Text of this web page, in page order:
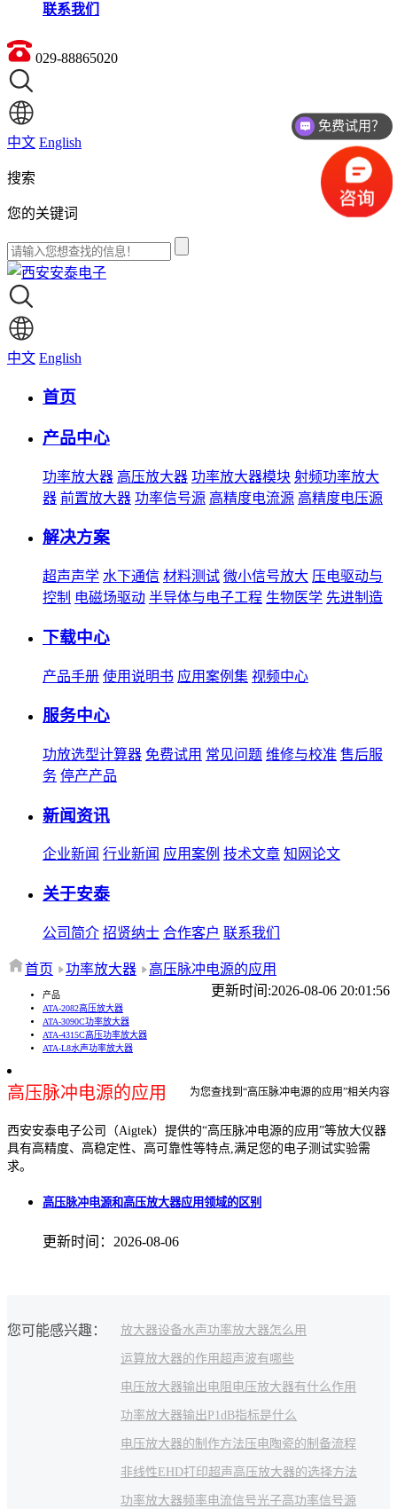
联系我们
029-88865020
中文 English
搜索
您的关键词
中文 English
首页
产品中心
功率放大器 高压放大器 功率放大器模块 射频功率放大
器 前置放大器 功率信号源 高精度电流源 高精度电压源
解决方案
超声声学 水下通信 材料测试 微小信号放大 压电驱动与
控制 电磁场驱动 半导体与电子工程 生物医学 先进制造
下载中心
产品手册 使用说明书 应用案例集 视频中心
服务中心
功放选型计算器 免费试用 常见问题 维修与校准 售后服
务 停产产品
新闻资讯
企业新闻 行业新闻 应用案例 技术文章 知网论文
关于安泰
公司简介 招贤纳士 合作客户 联系我们
首页 功率放大器
高压脉冲电源的应用
更新时间:2026-08-06 20:01:56
产品
ATA-2082高压放大器
ATA-3090C功率放大器
ATA-4315C高压功率放大器
ATA-L8水声功率放大器
高压脉冲电源的应用 为您查找到“高压脉冲电源的应用”相关内容
西安安泰电子公司（Aigtek）提供的“高压脉冲电源的应用”等放大仪器
具有高精度、高稳定性、高可靠性等特点,满足您的电子测试实验需
求。
高压脉冲电源和高压放大器应用领域的区别
更新时间：2026-08-06
您可能感兴趣： 放大器设备水声功率放大器怎么用
运算放大器的作用 超声波有哪些
电压放大器输出电阻 电压放大器有什么作用
功率放大器输出 P1dB指标是什么
电压放大器的制作方法压电陶瓷的制备流程
非线性 EHD打印超声高压放大器的选择方法
功率放大器频率 电流信号光子高功率信号源
价格如何？